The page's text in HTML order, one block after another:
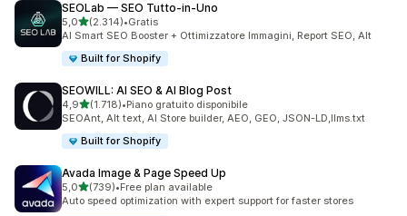
SEOLab — SEO Tutto‑in‑Uno
5,0stelle su 5
(2.314)
2314 recensioni totali
•Gratis
AI Smart SEO Booster + Ottimizzatore Immagini, Report SEO, Alt
Built for Shopify
SEOWILL: AI SEO & AI Blog Post
4,9stelle su 5
(1.718)
1718 recensioni totali
•Piano gratuito disponibile
SEOAnt, Alt text, AI Store builder, AEO, GEO, JSON-LD,llms.txt
Built for Shopify
Avada Image & Page Speed Up
5,0stelle su 5
(739)
739 recensioni totali
•Free plan available
Auto speed optimization with expert support for faster stores